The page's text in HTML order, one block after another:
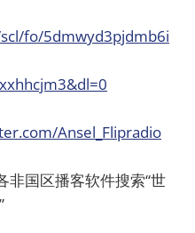
fo/5dmwyd3pjdmb6i
Ansel_Flipradio
非国区播客软件搜索“世